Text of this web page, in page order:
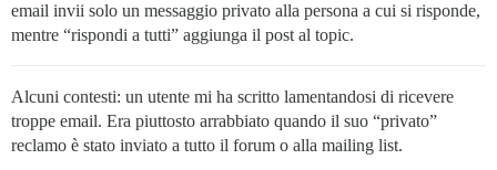
email invii solo un messaggio privato alla persona a cui si risponde,
mentre “rispondi a tutti” aggiunga il post al topic.
Alcuni contesti: un utente mi ha scritto lamentandosi di ricevere
troppe email. Era piuttosto arrabbiato quando il suo “privato”
reclamo è stato inviato a tutto il forum o alla mailing list.